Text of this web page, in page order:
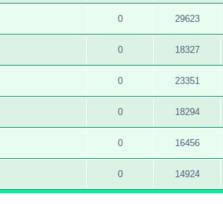
0 29623
0 18327
0 23351
0 18294
0 16456
0 14924